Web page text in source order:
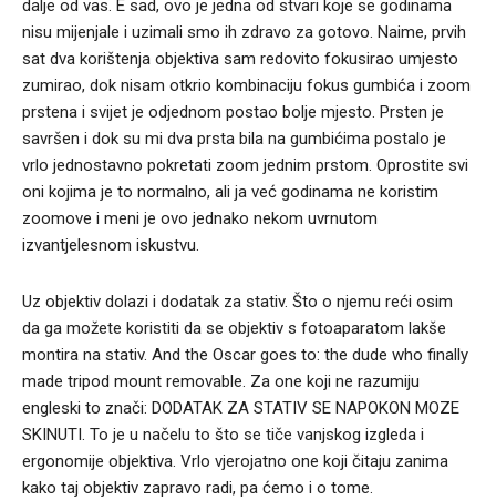
dalje od vas. E sad, ovo je jedna od stvari koje se godinama
nisu mijenjale i uzimali smo ih zdravo za gotovo. Naime, prvih
sat dva korištenja objektiva sam redovito fokusirao umjesto
zumirao, dok nisam otkrio kombinaciju fokus gumbića i zoom
prstena i svijet je odjednom postao bolje mjesto. Prsten je
savršen i dok su mi dva prsta bila na gumbićima postalo je
vrlo jednostavno pokretati zoom jednim prstom. Oprostite svi
oni kojima je to normalno, ali ja već godinama ne koristim
zoomove i meni je ovo jednako nekom uvrnutom
izvantjelesnom iskustvu.
Uz objektiv dolazi i dodatak za stativ. Što o njemu reći osim
da ga možete koristiti da se objektiv s fotoaparatom lakše
montira na stativ. And the Oscar goes to: the dude who finally
made tripod mount removable. Za one koji ne razumiju
engleski to znači: DODATAK ZA STATIV SE NAPOKON MOZE
SKINUTI. To je u načelu to što se tiče vanjskog izgleda i
ergonomije objektiva. Vrlo vjerojatno one koji čitaju zanima
kako taj objektiv zapravo radi, pa ćemo i o tome.